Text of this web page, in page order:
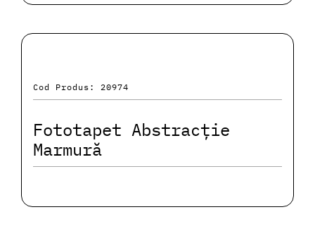
Cod Produs: 20974
Fototapet Abstracție
Marmură